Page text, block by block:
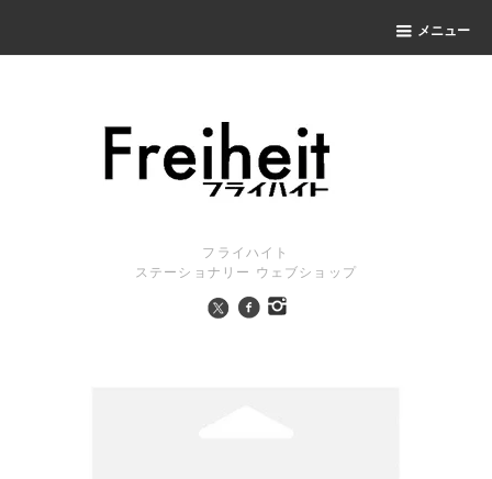
メニュー
フライハイト
ステーショナリー ウェブショップ